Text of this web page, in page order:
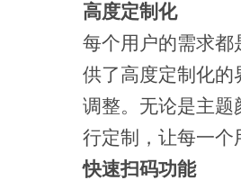
高度定制化
每个用户的需求都
供了高度定制化的
调整。无论是主题
行定制，让每一个
快速扫码功能